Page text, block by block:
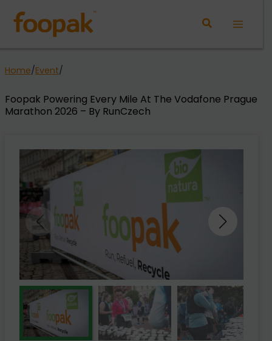
konten
Home/Event/
Foopak Powering Every Mile At The Vodafone Prague
Marathon 2026 – By RunCzech